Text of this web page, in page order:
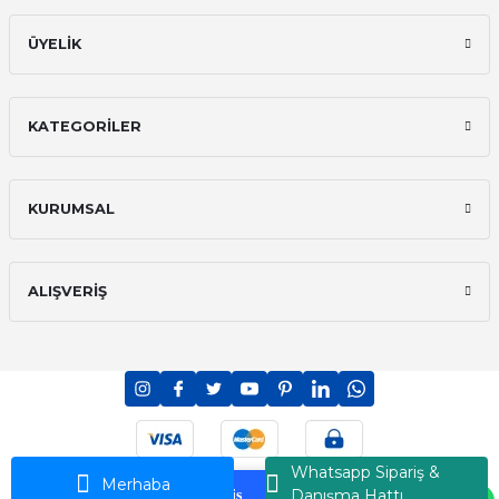
Korumalı Alışveriş
PCI-DSS Ödeme Güvenliği
7/24 Canlı Destek
Whatsapp Sipariş &
Merhaba
ÜYELİK
KATEGORİLER
KURUMSAL
ALIŞVERİŞ
Ransey © 2026 - Tüm Hakları Saklıdır